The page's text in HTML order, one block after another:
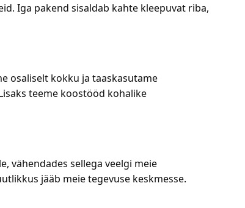
Iga pakend sisaldab kahte kleepuvat riba,
osaliselt kokku ja taaskasutame
teeme koostööd kohalike
vähendades sellega veelgi meie
jääb meie tegevuse keskmesse.